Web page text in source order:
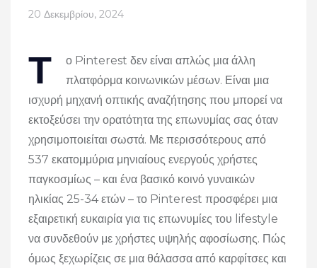
20 Δεκεμβρίου, 2024
Τ
ο Pinterest δεν είναι απλώς μια άλλη
πλατφόρμα κοινωνικών μέσων. Είναι μια
ισχυρή μηχανή οπτικής αναζήτησης που μπορεί να
εκτοξεύσει την ορατότητα της επωνυμίας σας όταν
χρησιμοποιείται σωστά. Με περισσότερους από
537 εκατομμύρια μηνιαίους ενεργούς χρήστες
παγκοσμίως – και ένα βασικό κοινό γυναικών
ηλικίας 25-34 ετών – το Pinterest προσφέρει μια
εξαιρετική ευκαιρία για τις επωνυμίες του lifestyle
να συνδεθούν με χρήστες υψηλής αφοσίωσης. Πώς
όμως ξεχωρίζεις σε μια θάλασσα από καρφίτσες και